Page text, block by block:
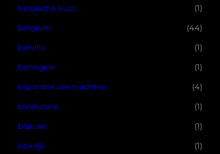
belgische kust (1)
belgium (44)
belvilla (1)
beringen (1)
bijzonder overnachten (4)
bivakzone (1)
blauwe (1)
bokrijk (1)